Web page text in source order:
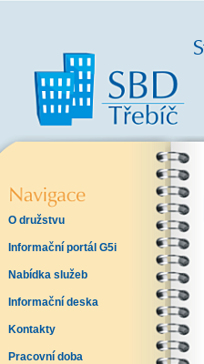
O družstvu
Informační portál G5i
Nabídka služeb
Informační deska
Kontakty
Pracovní doba